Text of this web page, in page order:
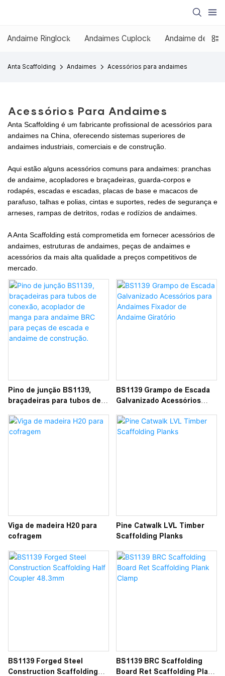
Andaime Ringlock Andaimes Cuplock Andaime de
Anta Scaffolding Andaimes Acessórios para andaimes
Acessórios Para Andaimes
Anta Scaffolding é um fabricante profissional de acessórios para
andaimes na China, oferecendo sistemas superiores de
andaimes industriais, comerciais e de construção.
Aqui estão alguns acessórios comuns para andaimes: pranchas
de andaime, acopladores e braçadeiras, guarda-corpos e
rodapés, escadas e escadas, placas de base e macacos de
parafuso, talhas e polias, cintas e suportes, redes de segurança e
arneses, rampas de detritos, rodas e rodízios de andaimes.
A Anta Scaffolding está comprometida em fornecer acessórios de
andaimes, estruturas de andaimes, peças de andaimes e
acessórios da mais alta qualidade a preços competitivos de
mercado.
Pino de junção BS1139,
braçadeiras para tubos de
manga para andaime BRC
para peças de escada e
BS1139 Grampo de Escada
Galvanizado Acessórios
Andaime Giratório
Viga de madeira H20 para
cofragem
Pine Catwalk LVL Timber
Scaffolding Planks
BS1139 Forged Steel
Construction Scaffolding
BS1139 BRC Scaffolding
Board Ret Scaffolding Plank